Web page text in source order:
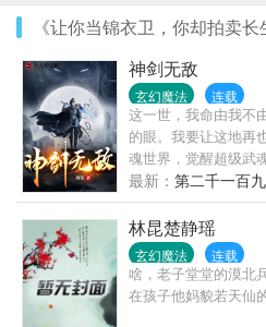
《让你当锦衣卫，你却拍卖
神剑无敌
玄幻魔法 连载
这一世，我命由我不
的眼。我要让这地再
魂世界，觉醒超级武
是，杨小天却以逆天
各位书友如果觉得《
记向您QQ群和微博里
最新： 第二千一百
天万界（大结局）
林昆楚静瑶
玄幻魔法 连载
啥，老子堂堂的漠北
在孩子他妈貌若天